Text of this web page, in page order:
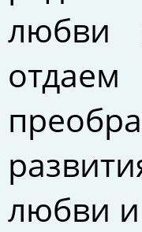
любви
любви